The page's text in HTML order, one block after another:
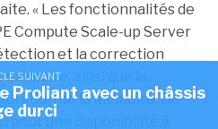
« Les fonctionnalités de
Compute Scale-up Server
et la correction
ainsi que la
de la mémoire. De
pour une disponibilité à
SUIVANT
Proliant avec un châssis
durci